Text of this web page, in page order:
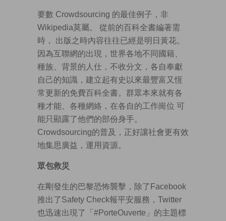
要數 Crowdsourcing 的最佳例子，非
Wikipedia莫屬。 從前的百科全書編著需
時， 出版之時內容往往已經是明日黃花。
因為互聯網的出現，世界各地不同國籍、
種族、背景的人仕，不收分文，各自奉獻
自己的知識，建立起有史以來最豐富又恆
常更新的免費百科全書。群眾本來就有各
種才能、各種網絡，在各自的工作崗位 可
能只顯露了他們的部份身手。
Crowdsourcing的普及，正好讓社會更有效
地集思廣益，運用資源。
眾包救災
在剛發生的巴黎恐怖襲擊，除了Facebook
推出了Safety Check報平安服務，Twitter
也迅速出現了「#PorteOuverte」的主題標